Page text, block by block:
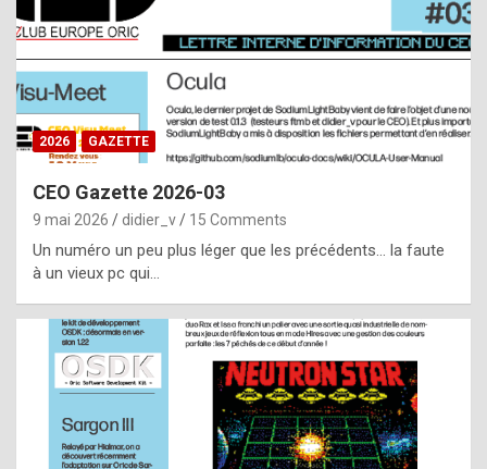
t
a
s
i
e
f
o
m
m
a
y
2026 GAZETTE
CEO Gazette 2026-03
9 mai 2026 didier_v 15 Comments
Un numéro un peu plus léger que les précédents… la faute
à un vieux pc qui…